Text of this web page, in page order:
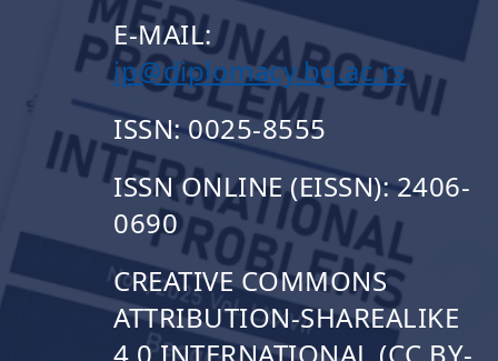
E-MAIL:
ip@diplomacy.bg.ac.rs
ISSN: 0025-8555
ISSN ONLINE (EISSN): 2406-
0690
CREATIVE COMMONS
ATTRIBUTION-SHAREALIKE